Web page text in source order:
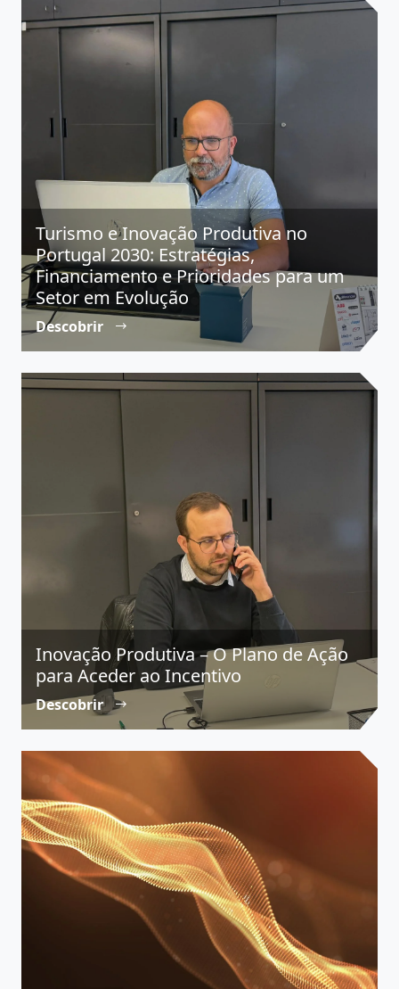
Turismo e Inovação Produtiva no
Portugal 2030: Estratégias,
Financiamento e Prioridades para um
Setor em Evolução
Descobrir
Inovação Produtiva – O Plano de Ação
para Aceder ao Incentivo
Descobrir